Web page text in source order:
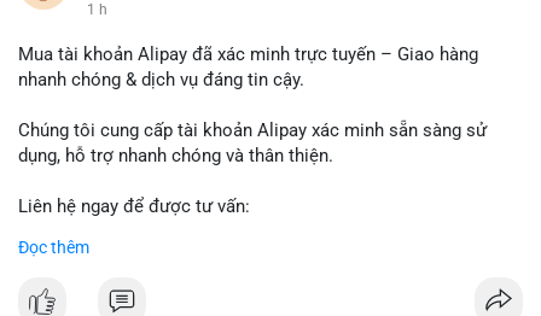
1 h
Mua tài khoản Alipay đã xác minh trực tuyến – Giao hàng
nhanh chóng & dịch vụ đáng tin cậy.
Chúng tôi cung cấp tài khoản Alipay xác minh sẵn sàng sử
dụng, hỗ trợ nhanh chóng và thân thiện.
Liên hệ ngay để được tư vấn:
WhatsApp: +1 (605) 963-3652
#buyverifiedalipayaccounts
Đọc thêm